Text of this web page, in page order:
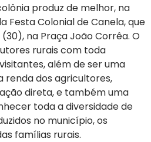
produz de melhor, na
Festa Colonial de Canela, que
na Praça João Corrêa. O
rurais com toda
além de ser uma
renda dos agricultores,
direta, e também uma
toda a diversidade de
no município, os
famílias rurais.